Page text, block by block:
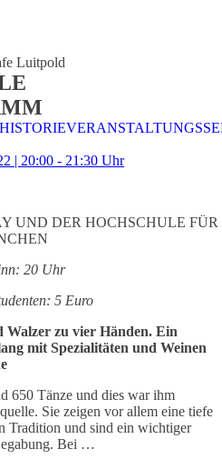
HISTORIE
| 20:00 - 21:30 Uhr
UND DER HOCHSCHULE FÜR
20 Uhr
5 Euro
zu vier Händen. Ein
mit Spezialitäten und Weinen
650 Tänze und dies war ihm
Sie zeigen vor allem eine tiefe
Tradition und sind ein wichtiger
Bei …